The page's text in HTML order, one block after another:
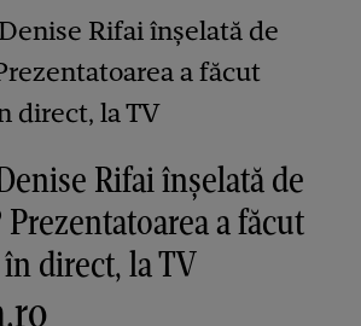
Rifai înșelată de
a făcut
direct, la TV